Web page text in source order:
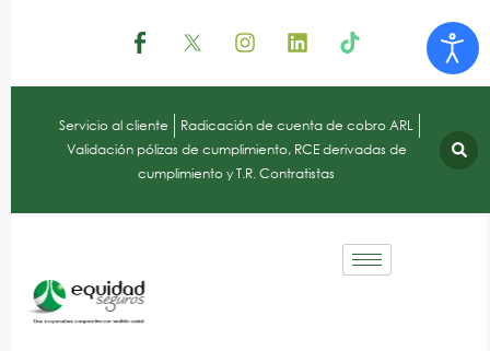
Servicio al cliente
Radicación de cuenta de cobro ARL
Validación pólizas de cumplimiento, RCE derivadas de
cumplimiento y T.R. Contratistas